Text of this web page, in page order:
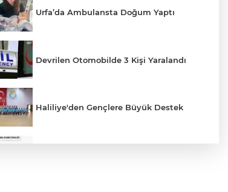
Urfa’da Ambulansta Doğum Yaptı
Devrilen Otomobilde 3 Kişi Yaralandı
Haliliye'den Gençlere Büyük Destek